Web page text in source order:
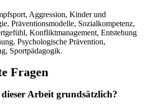
Aggression, Kinder und
Präventionsmodelle, Sozialkompetenz,
Konfliktmanagement, Entstehung
Psychologische Prävention,
Sportpädagogik.
Fragen
Arbeit grundsätzlich?